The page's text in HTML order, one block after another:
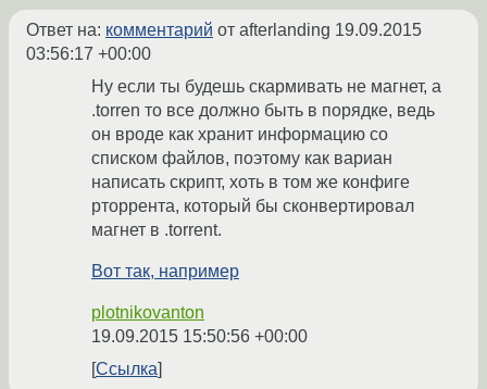
Ответ на: комментарий от afterlanding 19.09.2015
03:56:17 +00:00
Ну если ты будешь скармивать не магнет, а
.torren то все должно быть в порядке, ведь
он вроде как хранит информацию со
списком файлов, поэтому как вариан
написать скрипт, хоть в том же конфиге
рторрента, который бы сконвертировал
магнет в .torrent.
Вот так, например
plotnikovanton
19.09.2015 15:50:56 +00:00
Ссылка